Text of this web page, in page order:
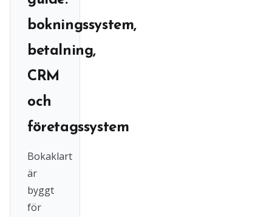
bokningssystem,
betalning,
CRM
och
företagssystem
Bokaklart
är
byggt
för